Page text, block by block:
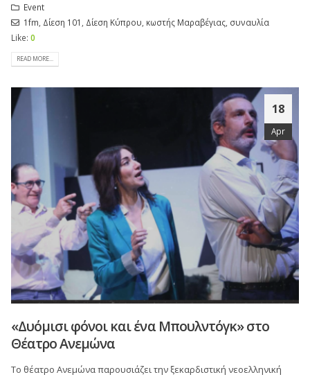
Event
1fm Δίεση 101 Δίεση Κύπρου κωστής Μαραβέγιας, συναυλία
Like: 0
READ MORE...
18
Apr
«Δυόμισι φόνοι και ένα Μπουλντόγκ» στο
Θέατρο Ανεμώνα
Το θέατρο Ανεμώνα παρουσιάζει την ξεκαρδιστική νεοελληνική